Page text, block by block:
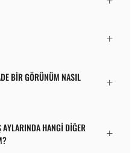
BIR GÖRÜNÜM NASIL
AYLARINDA HANGI DIĞER